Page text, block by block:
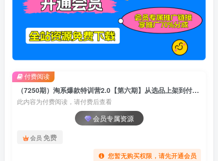
（7250期）淘系爆款特训营2.0【第六期】从选品上架到付费放大 全店运营 打爆款 做好店
此内容为付费阅读，请付费后查看
会员专属资源
会员 免费
您暂无购买权限，请先开通会员
付费阅读